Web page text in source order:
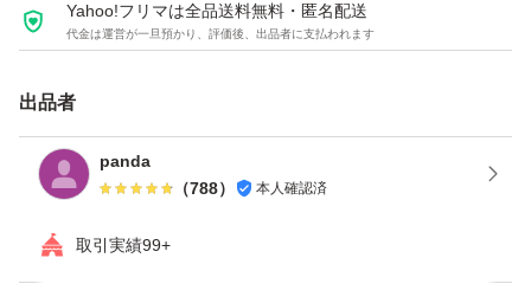
◯にんにく産地により粘度が違ってきますが、栄養等には
◯輸送中や袋詰め時にキズや皮の剥がれが生じる場合がご
ざいますので予めご了承下さい。
◯ニンニクからつぶれや、汁が多少出ている可能性があり
ますが、品質には問題ありません。
Yahoo!フリマは全品送料無料・匿名配送
代金は運営が一旦預かり、評価後、出品者に支払われます
出品者
panda
（788） 本人確認済
取引実績99+